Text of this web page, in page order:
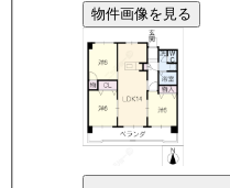
物件画像を見る